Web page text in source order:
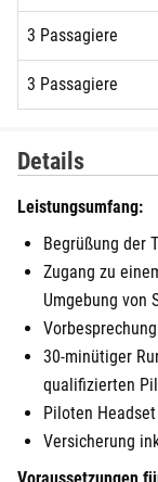
3 Passagiere
3 Passagiere
Details
Leistungsumfang:
Begrüßung der
Zugang zu
Umgebung von
30-minütiger
qualifizierten
Piloten
Versicherung